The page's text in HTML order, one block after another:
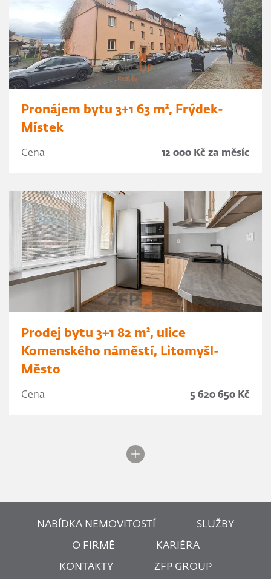
Pronájem bytu 3+1 63 m², Frýdek-
Místek
Cena 12 000 Kč za měsíc
Prodej bytu 3+1 82 m², ulice
Komenského náměstí, Litomyšl-
Město
Cena 5 620 650 Kč
NABÍDKA NEMOVITOSTÍ SLUŽBY
O FIRMĚ KARIÉRA
KONTAKTY ZFP GROUP